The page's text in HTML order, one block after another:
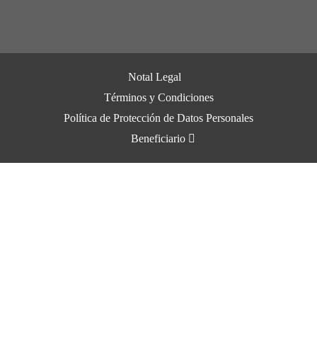
Notal Legal
Términos y Condiciones
Política de Protección de Datos Personales
Beneficiario